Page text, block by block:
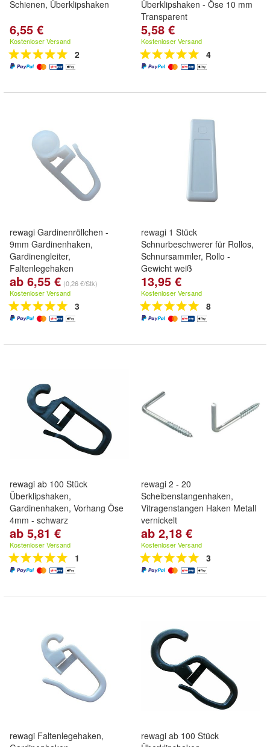
Schienen, Überklipshaken
6,55 €
Kostenloser Versand
2
Überklipshaken - Öse 10 mm
Transparent
5,58 €
Kostenloser Versand
4
rewagi Gardinenröllchen -
9mm Gardinenhaken,
Gardinengleiter,
Faltenlegehaken
ab 6,55 € (0,26 €/Stk)
Kostenloser Versand
3
rewagi 1 Stück
Schnurbeschwerer für Rollos,
Schnursammler, Rollo -
Gewicht weiß
13,95 €
Kostenloser Versand
8
rewagi ab 100 Stück
Überklipshaken,
Gardinenhaken, Vorhang Öse
4mm - schwarz
ab 5,81 €
Kostenloser Versand
1
rewagi 2 - 20
Scheibenstangenhaken,
Vitragenstangen Haken Metall
vernickelt
ab 2,18 €
Kostenloser Versand
3
rewagi Faltenlegehaken,
rewagi ab 100 Stück